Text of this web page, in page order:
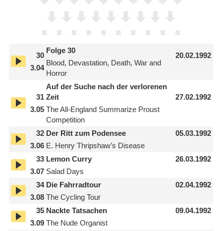
30
3.04
Folge 30
Blood, Devastation, Death, War and
Horror
20.02.1992
31
3.05
Auf der Suche nach der verlorenen
Zeit
The All-England Summarize Proust
Competition
27.02.1992
32
3.06
Der Ritt zum Podensee
E. Henry Thripshaw’s Disease
05.03.1992
33
3.07
Lemon Curry
Salad Days
26.03.1992
34
3.08
Die Fahrradtour
The Cycling Tour
02.04.1992
35
3.09
Nackte Tatsachen
The Nude Organist
09.04.1992